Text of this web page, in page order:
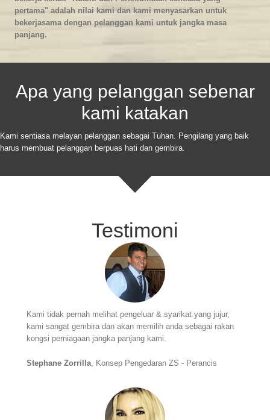
pertama" adalah nilai kami dan kami menyasarkan untuk
bekerjasama dengan pelanggan kami untuk jangka masa
panjang.
Apa yang pelanggan sebenar
kami katakan
Kami sentiasa melayan pelanggan sebagai Tuhan. Pengilang yang baik
harus membuat pelanggan berpuas hati dan gembira.
Testimoni
Kami tidak pernah melihat pengeluar & syarikat yang jujur,
kami sangat gembira dan akan memilih anda sebagai rakan
kongsi perniagaan jangka panjang kami.
Stephane Zorrilla , Konsep Pengedaran ZS - Perancis